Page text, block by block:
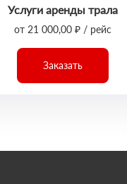
Услуги аренды трала
от 21 000,00 ₽ / рейс
Заказать